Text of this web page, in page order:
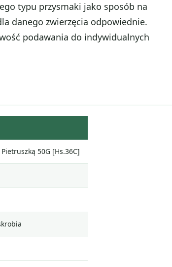
typu przysmaki jako sposób na
danego zwierzęcia odpowiednie.
podawania do indywidualnych
50G [Hs.36C]